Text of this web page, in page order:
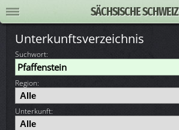
SÄCHSISCHE SCHWEIZ
Unterkunftsverzeichnis
Suchwort:
Region:
Unterkunft: